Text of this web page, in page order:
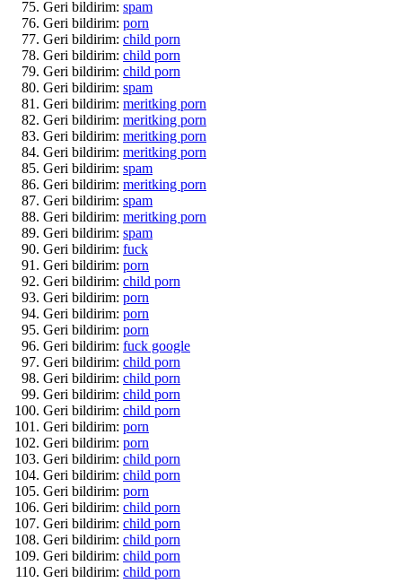
Geri bildirim: spam
Geri bildirim: porn
Geri bildirim: child porn
Geri bildirim: child porn
Geri bildirim: child porn
Geri bildirim: spam
Geri bildirim: meritking porn
Geri bildirim: meritking porn
Geri bildirim: meritking porn
Geri bildirim: meritking porn
Geri bildirim: spam
Geri bildirim: meritking porn
Geri bildirim: spam
Geri bildirim: meritking porn
Geri bildirim: spam
Geri bildirim: fuck
Geri bildirim: porn
Geri bildirim: child porn
Geri bildirim: porn
Geri bildirim: porn
Geri bildirim: porn
Geri bildirim: fuck google
Geri bildirim: child porn
Geri bildirim: child porn
Geri bildirim: child porn
Geri bildirim: child porn
Geri bildirim: porn
Geri bildirim: porn
Geri bildirim: child porn
Geri bildirim: child porn
Geri bildirim: porn
Geri bildirim: child porn
Geri bildirim: child porn
Geri bildirim: child porn
Geri bildirim: child porn
Geri bildirim: child porn